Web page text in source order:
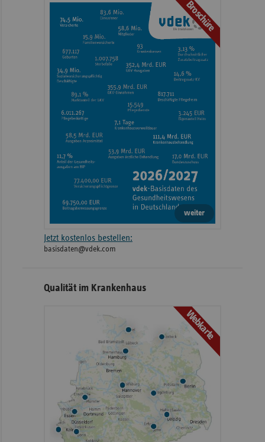
Broschüre
weiter
Jetzt kostenlos bestellen:
basisdaten@vdek.com
Qualität im Krankenhaus
Webkarte